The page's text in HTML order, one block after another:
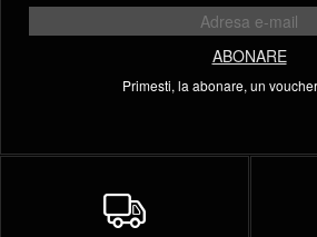
ABONARE
Primesti, la abonare, un